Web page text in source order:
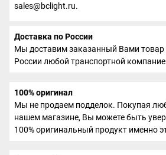
sales@bclight.ru.
Доставка по России
Мы доставим заказанный Вами
России любой транспортной
100% оригинал
Мы не продаем подделок. Покупая
нашем магазине, Вы можете быть
100% оригинальный продукт именно